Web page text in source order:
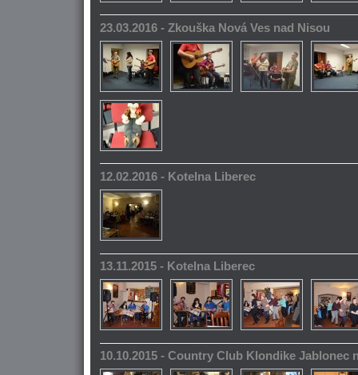
23.03.2016 - Zkouška Nová Ves nad Nisou
12.02.2016 - Kotelna Liberec
13.11.2015 - Kotelna Liberec
10.10.2015 - Country Club Klondike Jablonec